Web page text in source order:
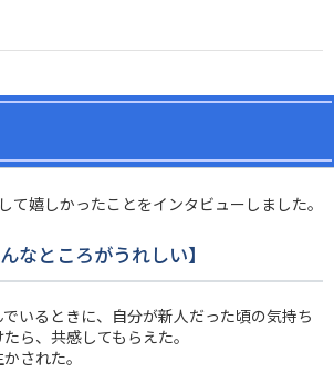
て嬉しかったことをインタビューしました。
なところがうれしい】
いるときに、自分が新人だった頃の気持ち
ら、共感してもらえた。
された。